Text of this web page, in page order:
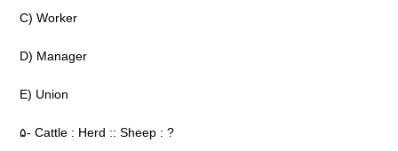
C) Worker
D) Manager
E) Union
۵- Cattle : Herd :: Sheep : ?